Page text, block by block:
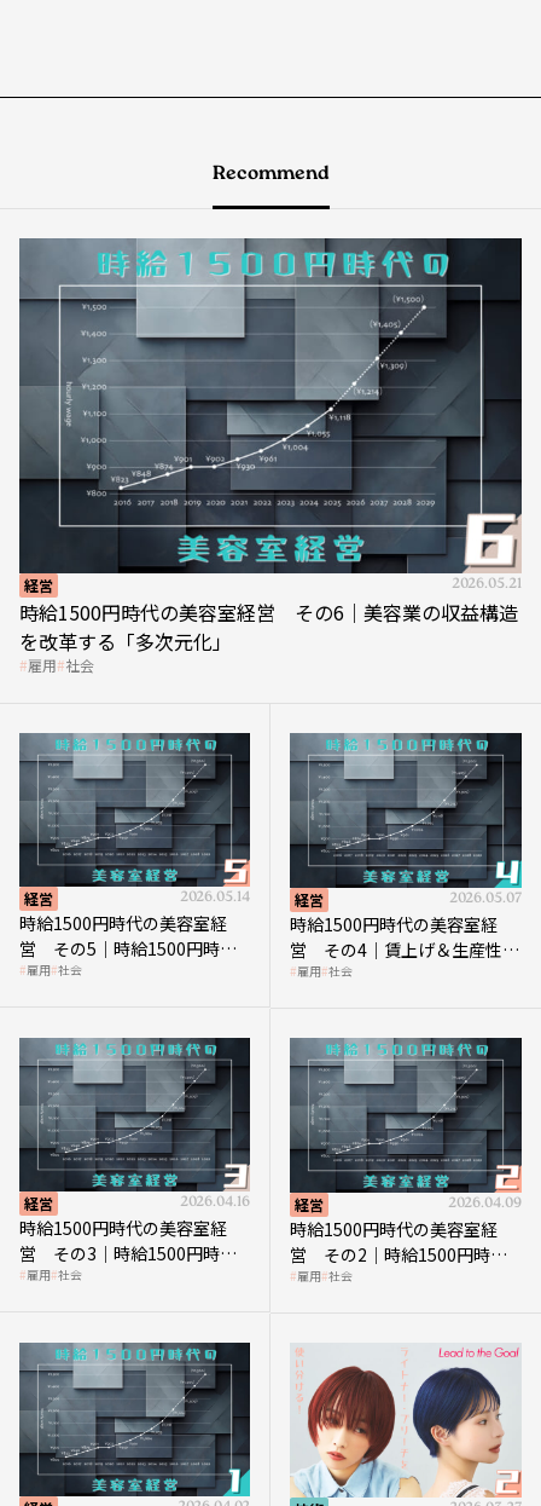
Recommend
経営 2026.05.21
時給1500円時代の美容室経営 その6｜美容業の収益構造
を改革する「多次元化」
雇用 社会
経営 2026.05.14
時給1500円時代の美容室経
営 その5｜時給1500円時代
の到来は美容業の収益構造を
雇用 社会
経営 2026.05.07
時給1500円時代の美容室経
営 その4｜賃上げ＆生産性向
上につなげる賢い助成金活用
雇用 社会
経営 2026.04.16
時給1500円時代の美容室経
営 その3｜時給1500円時
代、美容業はどのような影響
雇用 社会
経営 2026.04.09
時給1500円時代の美容室経
営 その2｜時給1500円時代
に支払う給与はいくらなのか
雇用 社会